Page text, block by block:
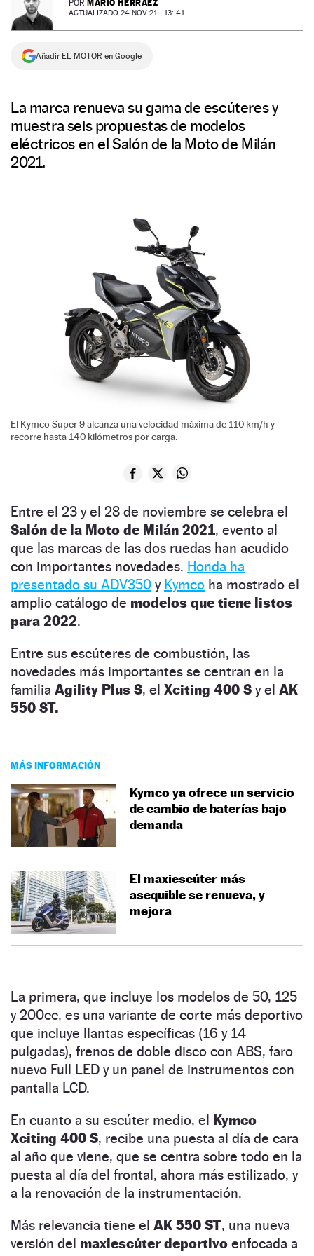
NEWSLETTER
SÍGUENOS
POR MARIO HERRÁEZ
ACTUALIZADO 24 NOV 21 - 13: 41
Añadir EL MOTOR en Google
La marca renueva su gama de escúteres y
muestra seis propuestas de modelos
eléctricos en el Salón de la Moto de Milán
2021.
El Kymco Super 9 alcanza una velocidad máxima de 110 km/h y
recorre hasta 140 kilómetros por carga.
Entre el 23 y el 28 de noviembre se celebra el
Salón de la Moto de Milán 2021, evento al
que las marcas de las dos ruedas han acudido
con importantes novedades. Honda ha
presentado su ADV350 y Kymco ha mostrado el
amplio catálogo de modelos que tiene listos
para 2022.
Entre sus escúteres de combustión, las
novedades más importantes se centran en la
familia Agility Plus S, el Xciting 400 S y el AK
550 ST.
MÁS INFORMACIÓN
Kymco ya ofrece un servicio
de cambio de baterías bajo
demanda
El maxiescúter más
asequible se renueva, y
mejora
La primera, que incluye los modelos de 50, 125
y 200cc, es una variante de corte más deportivo
que incluye llantas específicas (16 y 14
pulgadas), frenos de doble disco con ABS, faro
nuevo Full LED y un panel de instrumentos con
pantalla LCD.
En cuanto a su escúter medio, el Kymco
Xciting 400 S, recibe una puesta al día de cara
al año que viene, que se centra sobre todo en la
puesta al día del frontal, ahora más estilizado, y
a la renovación de la instrumentación.
Más relevancia tiene el AK 550 ST, una nueva
versión del maxiescúter deportivo enfocada a